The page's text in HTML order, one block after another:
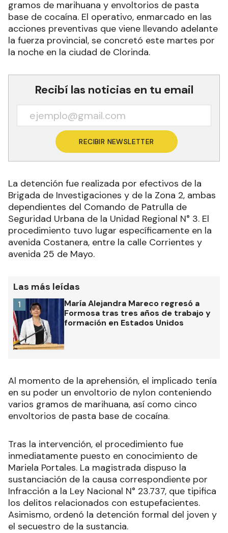
gramos de marihuana y envoltorios de pasta
base de cocaína. El operativo, enmarcado en las
acciones preventivas que viene llevando adelante
la fuerza provincial, se concretó este martes por
la noche en la ciudad de Clorinda.
Recibí las noticias en tu email
RECIBIR NEWSLETTER
La detención fue realizada por efectivos de la
Brigada de Investigaciones y de la Zona 2, ambas
dependientes del Comando de Patrulla de
Seguridad Urbana de la Unidad Regional N° 3. El
procedimiento tuvo lugar específicamente en la
avenida Costanera, entre la calle Corrientes y
avenida 25 de Mayo.
Las más leídas
María Alejandra Mareco regresó a
Formosa tras tres años de trabajo y
formación en Estados Unidos
1
Al momento de la aprehensión, el implicado tenía
en su poder un envoltorio de nylon conteniendo
varios gramos de marihuana, así como cinco
envoltorios de pasta base de cocaína.
Tras la intervención, el procedimiento fue
inmediatamente puesto en conocimiento de
Mariela Portales. La magistrada dispuso la
sustanciación de la causa correspondiente por
Infracción a la Ley Nacional N° 23.737, que tipifica
los delitos relacionados con estupefacientes.
Asimismo, ordenó la detención formal del joven y
el secuestro de la sustancia.